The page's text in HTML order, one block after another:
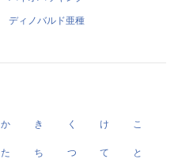
ディノバルド亜種
か き く け こ
た ち つ て と